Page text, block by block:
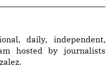
daily, independent,
hosted by journalists